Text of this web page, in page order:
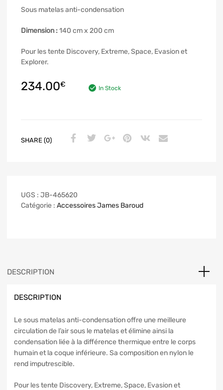
Sous matelas anti-condensation
Dimension : 140 cm x 200 cm
Pour les tente Discovery, Extreme, Space, Evasion et
Explorer.
234.00€ In Stock
SHARE (0)
UGS : JB-465620
Catégorie : Accessoires James Baroud
DESCRIPTION
DESCRIPTION
Le sous matelas anti-condensation offre une meilleure
circulation de l’air sous le matelas et élimine ainsi la
condensation liée à la différence thermique entre le corps
humain et la coque inférieure. Sa composition en nylon le
rend imputrescible.
Pour les tente Discovery, Extreme, Space, Evasion et